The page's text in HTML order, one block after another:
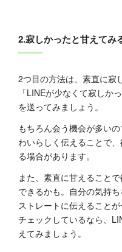
2.寂しかったと甘えてみ
2つ目の方法は、素直に寂
「LINEが少なくて寂しか
を送ってみましょう。
もちろん会う機会が多い
わいらしく伝えることで
る場合があります。
また、素直に甘えること
できるかも。自分の気持
ストレートに伝えること
チェックしているなら、
えてみましょう。